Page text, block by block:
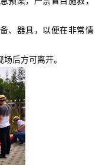
、器具，以便在非常情
后方可离开。